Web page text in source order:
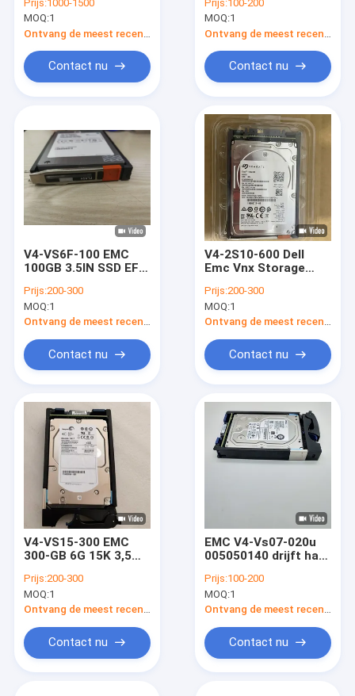
Producten
Ongeveer ons
Fabrieksreis
Kwaliteitscontrole
Verzoek om een Citaat
De Eenheidsopslag van DELL EMC
005052229
005052228 SSD Dell
Emc Vnx 5200
Prijs:1000-1500
MOQ:1
Contact nu
VNXB6GDAE25F Dell
Emc Vnx 5800
Prijs:100-200
MOQ:1
Contact nu
V4-VS6F-100 EMC
100GB 3.5IN SSD EFD
VNX OPSLAG 5600
5800
Prijs:200-300
MOQ:1
Ontvang de meest recente Prijs
Contact nu
V4-2S10-600 Dell
Emc Vnx Storage
VNX5600 VNX5800
VNXB6GDAE25F
Prijs:200-300
MOQ:1
Ontvang de meest recente Prijs
Contact nu
V4-VS15-300 EMC
300-GB 6G 15K 3,5
Emc Dell Vnx 5200
Eol
Prijs:200-300
MOQ:1
Ontvang de meest recente Prijs
Contact nu
EMC V4-Vs07-020u
005050140 drijft hard
Emc Vnx 5200
VNX5400
Prijs:100-200
MOQ:1
Ontvang de meest recente Prijs
Contact nu